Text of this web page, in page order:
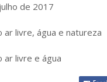
de 2017